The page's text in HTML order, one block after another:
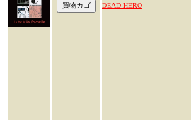
DEAD HERO